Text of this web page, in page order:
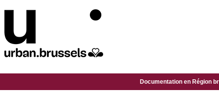
Documentation en Région